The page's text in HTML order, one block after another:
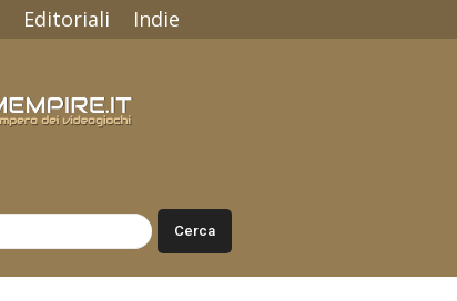
Editoriali Indie